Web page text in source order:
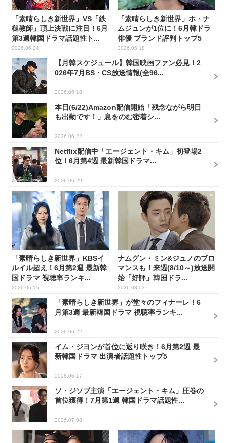
「素晴らしき新世界」VS「鉄
槌教師」頂上決戦に注目！6月
第3週韓国ドラマ話題性ト...
2026.06.24
「素晴らしき新世界」ホ・ナ
ムジュンが1位に！6月韓ドラ
俳優 ブランド評判トップ5
2026.06.18
【月韓スケジュール】韓国映画ファン必見！2
026年7月BS・CS放送情報(全96...
2026.06.18
本日(6/22)Amazon配信開始「残念ながら明日
も出勤です！」息をのむ密着シ...
2026.06.22
Netflix配信中「エージェント・キム」初登場2
位！6月第4週 最新韓国ドラマ...
2026.06.29
「素晴らしき新世界」KBSイ
ルイル超え！6月第2週 最新韓
国ドラマ 視聴率ランキ...
2026.06.15
ナムグン・ミン&ジュノのブロ
マンスも！来週(8/10～)放送開
始「好評」韓国ドラ...
2026.08.03
「素晴らしき新世界」が堂々のフィナーレ！6
月第3週 最新韓国ドラマ 視聴率ランキ...
2026.06.22
イム・ジヨンが首位に返り咲き！6月第2週 最
新韓国ドラマ 出演者話題性トップ5
2026.06.17
ソ・ジソブ主演「エージェント・キム」圧巻の
首位獲得！7月第1週 韓国ドラマ話題性...
2026.07.08